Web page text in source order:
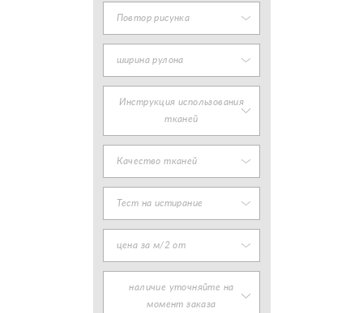
Повтор рисунка
ширина рулона
Инструкция использования
тканей
Качество тканей
Тест на истирание
цена за м/2 от
наличие уточняйте на
момент заказа